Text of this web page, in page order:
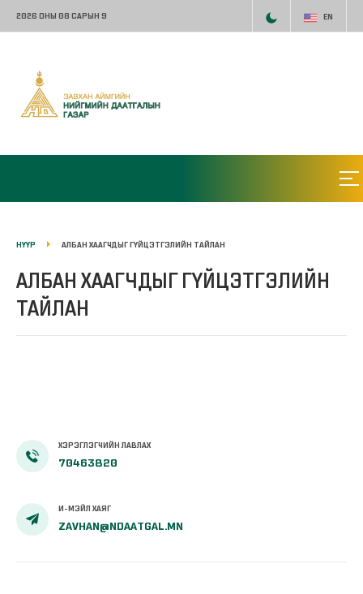
2026 ОНЫ 08 САРЫН 9 EN
НҮҮР АЛБАН ХААГЧДЫГ ГҮЙЦЭТГЭЛИЙН ТАЙЛАН
АЛБАН ХААГЧДЫГ ГҮЙЦЭТГЭЛИЙН
ТАЙЛАН
ХЭРЭГЛЭГЧИЙН ЛАВЛАХ
70463820
И-МЭЙЛ ХАЯГ
ZAVHAN@NDAATGAL.MN